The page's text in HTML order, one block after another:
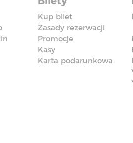
Kup bilet
Zasady rezerwacji
Promocje
Kasy
Karta podarunkowa